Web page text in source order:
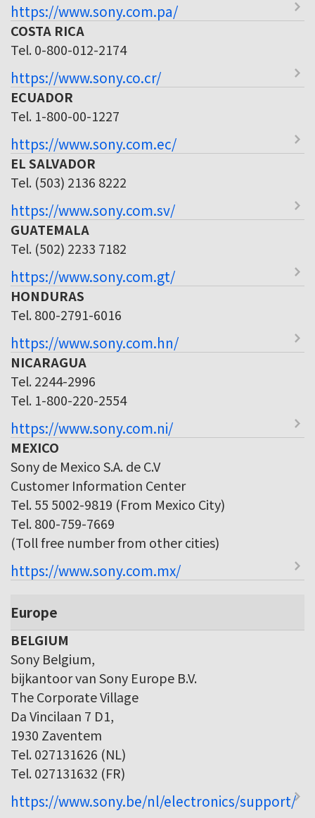
https://www.sony.com.pa/
COSTA RICA
Tel. 0-800-012-2174
https://www.sony.co.cr/
ECUADOR
Tel. 1-800-00-1227
https://www.sony.com.ec/
EL SALVADOR
Tel. (503) 2136 8222
https://www.sony.com.sv/
GUATEMALA
Tel. (502) 2233 7182
https://www.sony.com.gt/
HONDURAS
Tel. 800-2791-6016
https://www.sony.com.hn/
NICARAGUA
Tel. 2244-2996
Tel. 1-800-220-2554
https://www.sony.com.ni/
MEXICO
Sony de Mexico S.A. de C.V
Customer Information Center
Tel. 55 5002-9819 (From Mexico City)
Tel. 800-759-7669
(Toll free number from other cities)
https://www.sony.com.mx/
Europe
BELGIUM
Sony Belgium,
bijkantoor van Sony Europe B.V.
The Corporate Village
Da Vincilaan 7 D1,
1930 Zaventem
Tel. 027131626 (NL)
Tel. 027131632 (FR)
https://www.sony.be/nl/electronics/support/